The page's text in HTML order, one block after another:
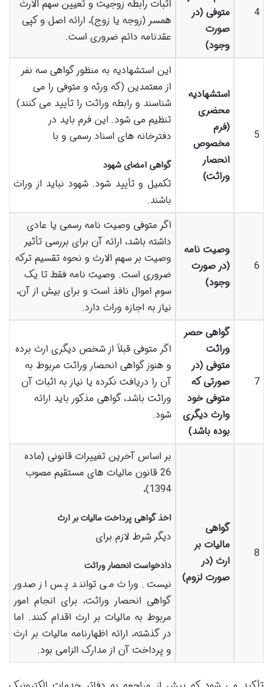
4
متوفی (در
صورت
وجود)
اثبات رابطه زوجیت و تعیین سهم الارث
همسر (زوجه یا زوج)، ارائه اصل و کپی
عقدنامه دائم ضروری است.
5
استشهادیه
محضری
(فرم
مخصوص
انحصار
وراثت)
این استشهادیه به منظور گواهی سه نفر
از معتمدین (که ورثه و متوفی را می
شناسند و رابطه وراثت را تأیید می کنند)
تنظیم می شود. این فرم باید در
دفترخانه های اسناد رسمی و با
گواهی امضای شهود
تکمیل و تأیید شود. شهود نباید از وراث
باشند.
6
وصیت نامه
(در صورت
وجود)
اگر متوفی وصیت نامه رسمی یا عادی
داشته باشد، ارائه آن برای بررسی تأثیر
وصیت بر سهم الارث و نحوه تقسیم ترکه
ضروری است. وصیت نامه فقط تا یک
سوم اموال نافذ است و برای بیش از آن،
نیاز به اجازه وراث دارد.
7
گواهی حصر
وراثت
متوفی (در
صورتی که
متوفی خود
وارث دیگری
بوده باشد)
اگر متوفی قبلاً از شخص دیگری ارث برده
و هنوز گواهی انحصار وراثت مربوط به
آن را دریافت نکرده یا نیاز به اثبات آن
وراثت باشد، گواهی مذکور باید ارائه
شود.
8
گواهی
مالیات بر
ارث (در
صورت لزوم)
بر اساس آخرین تغییرات قانونی (ماده
26 قانون مالیات های مستقیم مصوب
1394)،
اخذ گواهی پرداخت مالیات بر ارث
دیگر شرط لازم برای
دادخواست انحصار وراثت
نیست. وراث می توانند پس از صدور
گواهی انحصار وراثت، برای انجام امور
مربوط به مالیات بر ارث اقدام کنند. اما
در گذشته، ارائه اظهارنامه مالیات بر ارث
و پرداخت آن از مدارک الزامی بود.